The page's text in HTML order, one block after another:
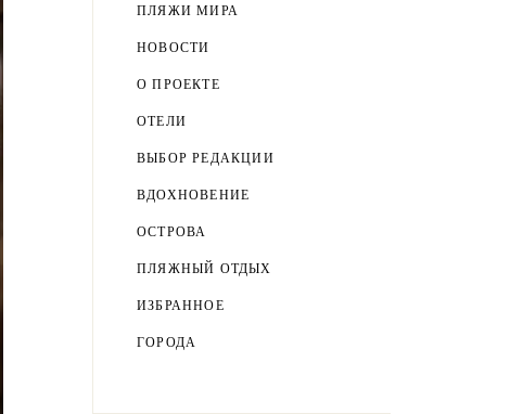
ПЛЯЖИ МИРА
НОВОСТИ
О ПРОЕКТЕ
ОТЕЛИ
ВЫБОР РЕДАКЦИИ
ВДОХНОВЕНИЕ
ОСТРОВА
ПЛЯЖНЫЙ ОТДЫХ
ИЗБРАННОЕ
ГОРОДА